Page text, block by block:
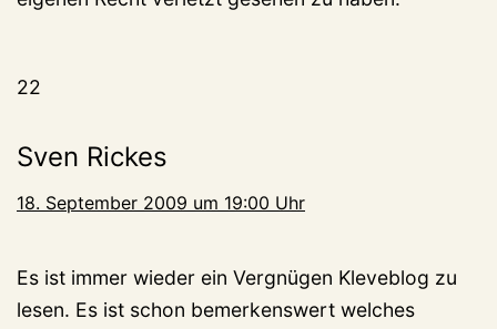
22
Sven Rickes
18. September 2009 um 19:00 Uhr
Es ist immer wieder ein Vergnügen Kleveblog zu
lesen. Es ist schon bemerkenswert welches